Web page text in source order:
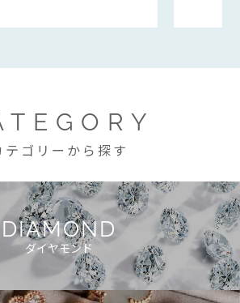
テゴリーから探す
DIAMOND
ダイヤモンド